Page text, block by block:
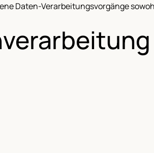
Daten-Verarbeitungsvorgänge